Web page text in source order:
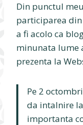
Din punctul
participarea
a fi acolo ca
minunata lume
prezenta la
Pe 2
da intalnire la
importanta